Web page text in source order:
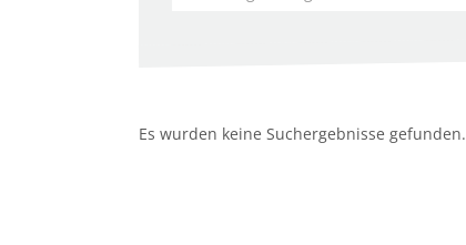
Es wurden keine Suchergebnisse gefunden.